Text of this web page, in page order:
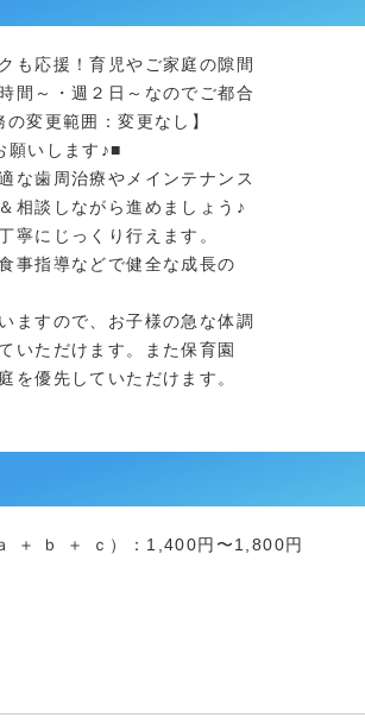
も応援！育児やご家庭の隙間
間～・週２日～なのでご都合
変更範囲：変更なし】
願いします♪■
な歯周治療やメインテナンス
相談しながら進めましょう♪
寧にじっくり行えます。
事指導などで健全な成長の
ますので、お子様の急な体調
いただけます。また保育園
優先していただけます。
＋ ｂ ＋ ｃ）：1,400円〜1,800円